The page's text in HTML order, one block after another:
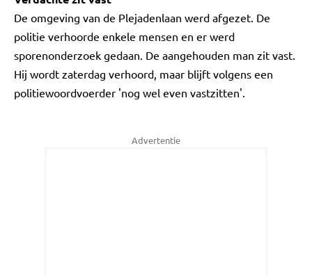
De omgeving van de Plejadenlaan werd afgezet. De
politie verhoorde enkele mensen en er werd
sporenonderzoek gedaan. De aangehouden man zit vast.
Hij wordt zaterdag verhoord, maar blijft volgens een
politiewoordvoerder 'nog wel even vastzitten'.
Advertentie